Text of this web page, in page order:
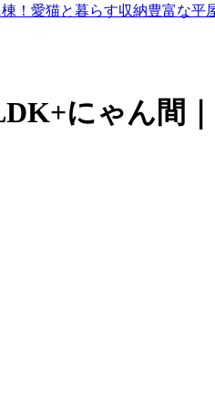
！愛猫と暮らす収納豊富な平
にゃん間